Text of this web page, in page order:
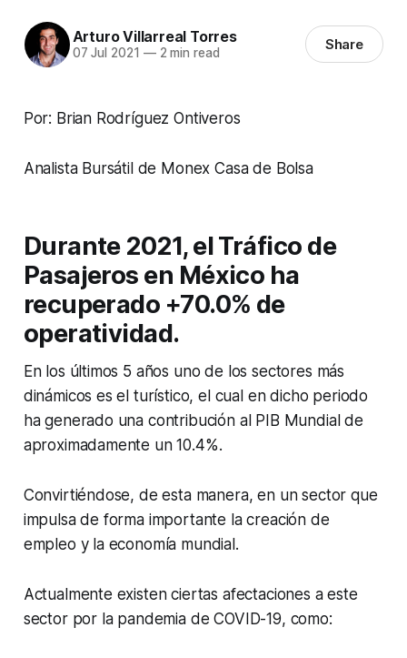
Arturo Villarreal Torres
07 Jul 2021 —2 min read Share
Por: Brian Rodríguez Ontiveros
Analista Bursátil de Monex Casa de Bolsa
Durante 2021, el Tráfico de
Pasajeros en México ha
recuperado +70.0% de
operatividad.
En los últimos 5 años uno de los sectores más
dinámicos es el turístico, el cual en dicho periodo
ha generado una contribución al PIB Mundial de
aproximadamente un 10.4%.
Convirtiéndose, de esta manera, en un sector que
impulsa de forma importante la creación de
empleo y la economía mundial.
Actualmente existen ciertas afectaciones a este
sector por la pandemia de COVID-19, como: